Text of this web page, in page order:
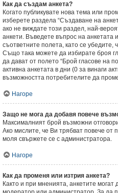
Как да създам анкета?
Когато публикувате нова тема или
изберете раздела “Създаване на
ако не виждате този раздел, най-
анкети. Въведете въпрос на анкетата
съответните полета, като се убедите,
Също така можете да избирате броя
да дават от полето “Брой гласове на
активна анкетата в дни (0 за винаги
възможността потребителите да
Нагоре
Защо не мога да добавя повече
Максималният брой възможни
Ако мислите, че Ви трябват повече от
моля свържете се с администратора.
Нагоре
Как да променя или изтрия анкета?
Както и при мненията, анкетите